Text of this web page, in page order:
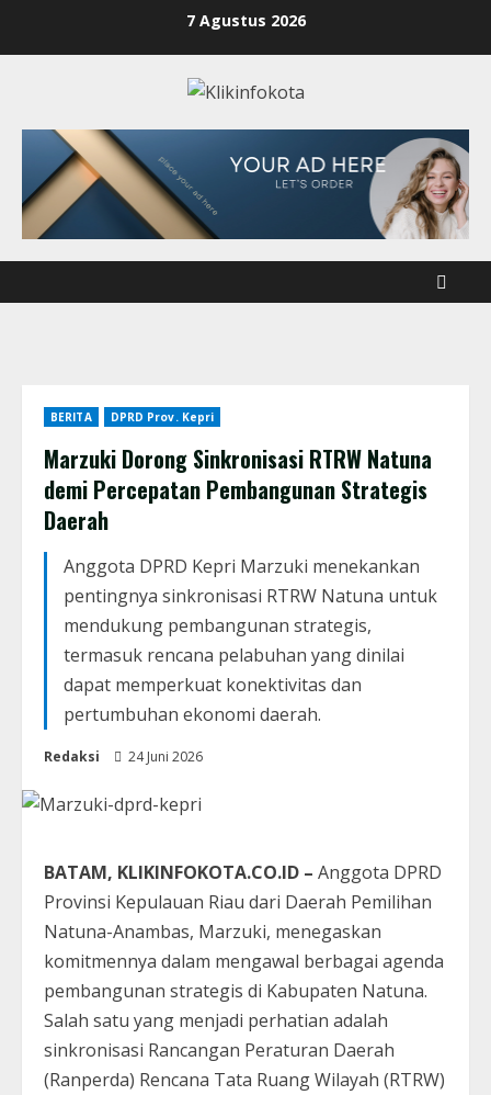
7 Agustus 2026
BERITA DPRD Prov. Kepri
Marzuki Dorong Sinkronisasi RTRW Natuna
demi Percepatan Pembangunan Strategis
Daerah
Anggota DPRD Kepri Marzuki menekankan
pentingnya sinkronisasi RTRW Natuna untuk
mendukung pembangunan strategis,
termasuk rencana pelabuhan yang dinilai
dapat memperkuat konektivitas dan
pertumbuhan ekonomi daerah.
Redaksi 24 Juni 2026
BATAM, KLIKINFOKOTA.CO.ID – Anggota DPRD
Provinsi Kepulauan Riau dari Daerah Pemilihan
Natuna-Anambas, Marzuki, menegaskan
komitmennya dalam mengawal berbagai agenda
pembangunan strategis di Kabupaten Natuna.
Salah satu yang menjadi perhatian adalah
sinkronisasi Rancangan Peraturan Daerah
(Ranperda) Rencana Tata Ruang Wilayah (RTRW)